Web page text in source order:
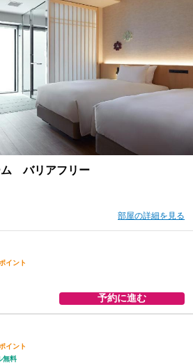
予約に進む
イント
料
バリアフリー
部屋の詳細を見る
イント
予約に進む
イント
無料